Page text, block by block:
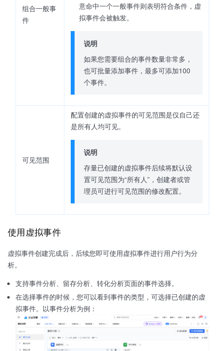
组合一般事
件
意命中一个一般事件则表明符合条件，虚
拟事件会被触发。
说明
如果您需要组合的事件数量非常多，
也可批量添加事件，最多可添加100
个事件。
可见范围
配置创建的虚拟事件的可见范围是仅自己还
是所有人均可见。
说明
存量已创建的虚拟事件后续将默认设
置可见范围为“所有人”，创建者或管
理员可进行可见范围的修改配置。
使用虚拟事件
虚拟事件创建完成后，后续您即可使用虚拟事件进行用户行为分
析。
支持事件分析、留存分析、转化分析页面的事件选择。
在选择事件的时候，您可以看到事件的类型，可选择已创建的虚
拟事件。以事件分析为例：